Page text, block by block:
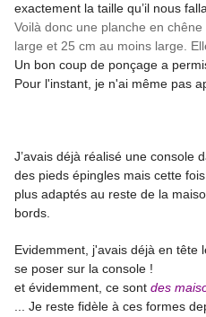
exactement la taille qu’il nous
Voilà donc une planche en
large et 25 cm au moins large.
Un bon coup de ponçage a
Pour l'instant, je n'ai même pas
J’avais déjà réalisé une console
des pieds épingles mais cette
plus adaptés au reste de la
bords.
Evidemment, j'avais déjà en tête
se poser sur la console !
et évidemment, ce sont des
... Je reste fidèle à ces formes